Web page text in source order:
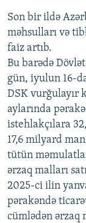
Auto
Son bir ildə
məhsulları və
faiz artıb.
Bu barədə
gün, iyulun 16-
DSK vurğulayır
aylarında
istehlakçılara
17,6 milyard
tütün
ərzaq malları
2025-ci ilin
pərakəndə
cümlədən ərzaq